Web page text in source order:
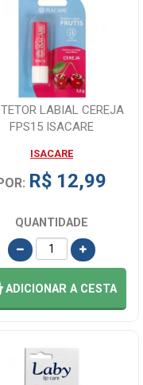
LABIAL CEREJA
FPS15 ISACARE
ISACARE
R$ 12,99
QUANTIDADE
ADICIONARA CESTA